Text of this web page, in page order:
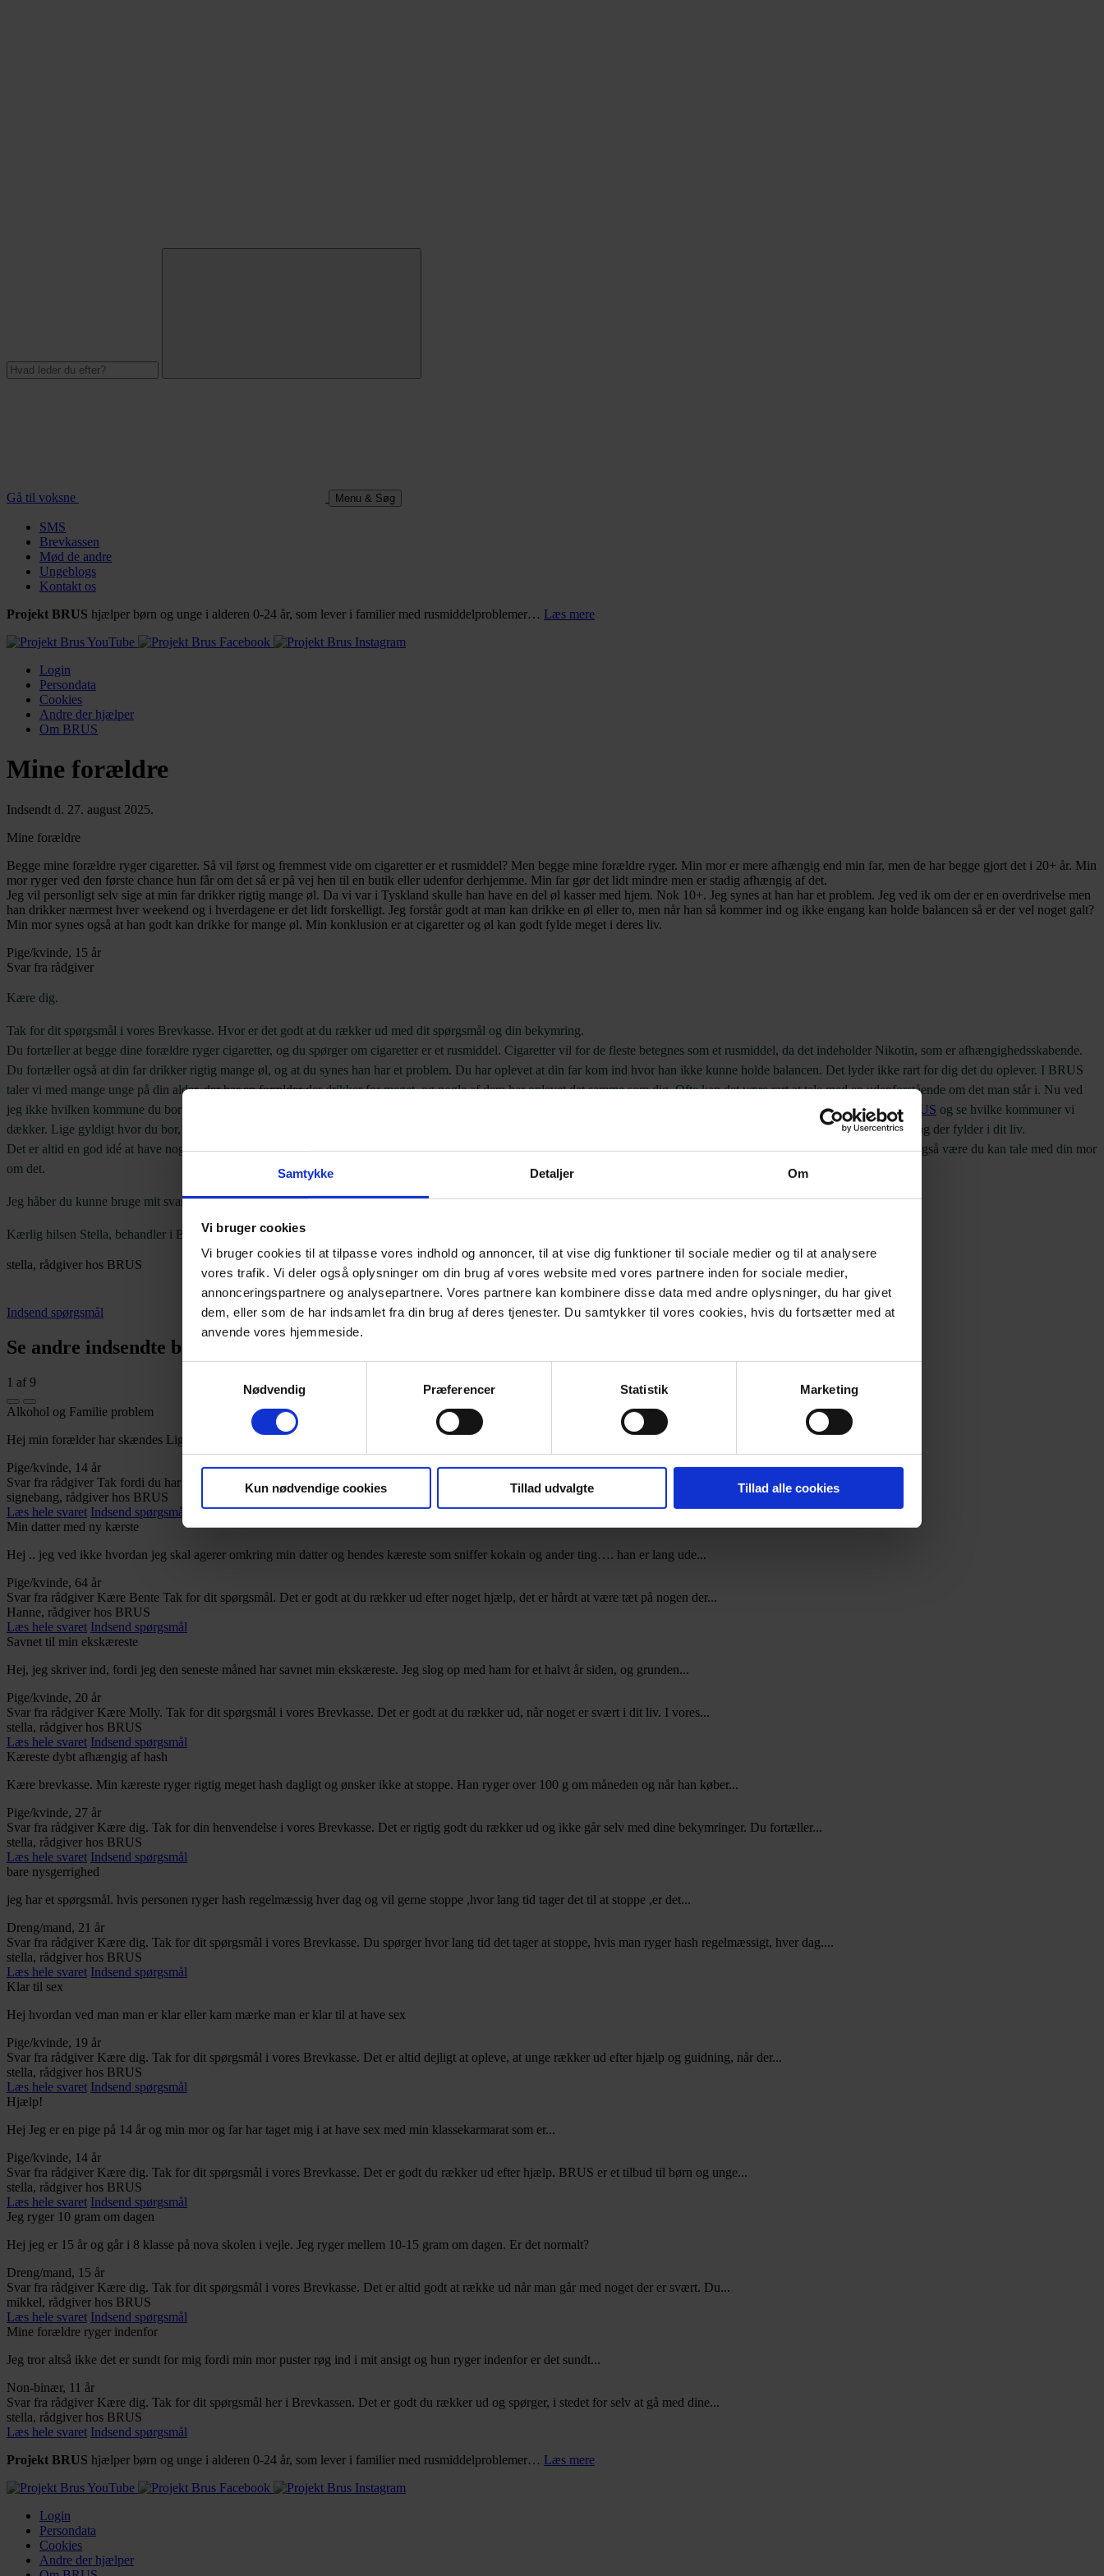
Samtykke Detaljer Om
Vi bruger cookies
Vi bruger cookies til at tilpasse vores indhold og annoncer, til at vise dig funktioner til sociale medier og til at analysere
vores trafik. Vi deler også oplysninger om din brug af vores website med vores partnere inden for sociale medier,
annonceringspartnere og analysepartnere. Vores partnere kan kombinere disse data med andre oplysninger, du har givet
dem, eller som de har indsamlet fra din brug af deres tjenester. Du samtykker til vores cookies, hvis du fortsætter med at
anvende vores hjemmeside.
Nødvendig
Præferencer Statistik Marketing
Kun nødvendige cookies Tillad udvalgte Tillad alle cookies
Gå til voksne Menu & Søg
SMS
Brevkassen
Mød de andre
Ungeblogs
Kontakt os
Projekt BRUS hjælper børn og unge i alderen 0-24 år, som lever i familier med rusmiddelproblemer… Læs mere
Login
Persondata
Cookies
Andre der hjælper
Om BRUS
Mine forældre
Indsendt d. 27. august 2025.
Mine forældre
Begge mine forældre ryger cigaretter. Så vil først og fremmest vide om cigaretter er et rusmiddel? Men begge mine forældre ryger. Min mor er mere afhængig end min far, men de har begge gjort det i 20+ år. Min
mor ryger ved den første chance hun får om det så er på vej hen til en butik eller udenfor derhjemme. Min far gør det lidt mindre men er stadig afhængig af det.
Jeg vil personligt selv sige at min far drikker rigtig mange øl. Da vi var i Tyskland skulle han have en del øl kasser med hjem. Nok 10+. Jeg synes at han har et problem. Jeg ved ik om der er en overdrivelse men
han drikker nærmest hver weekend og i hverdagene er det lidt forskelligt. Jeg forstår godt at man kan drikke en øl eller to, men når han så kommer ind og ikke engang kan holde balancen så er der vel noget galt?
Min mor synes også at han godt kan drikke for mange øl. Min konklusion er at cigaretter og øl kan godt fylde meget i deres liv.
Pige/kvinde, 15 år
Svar fra rådgiver
Kære dig.
Tak for dit spørgsmål i vores Brevkasse. Hvor er det godt at du rækker ud med dit spørgsmål og din bekymring.
Du fortæller at begge dine forældre ryger cigaretter, og du spørger om cigaretter er et rusmiddel. Cigaretter vil for de fleste betegnes som et rusmiddel, da det indeholder Nikotin, som er afhængighedsskabende.
Du fortæller også at din far drikker rigtig mange øl, og at du synes han har et problem. Du har oplevet at din far kom ind hvor han ikke kunne holde balancen. Det lyder ikke rart for dig det du oplever. I BRUS
taler vi med mange unge på din alder, der har en forælder der drikker for meget, og nogle af dem har oplevet det samme som dig. Ofte kan det være rart at tale med en udenforstående om det man står i. Nu ved
jeg ikke hvilken kommune du bor i, og hvilke tilbud der evt. er i din kommune. Men du kan gå ind på vores hjemmeside:
Find og kontakt din lokale afdeling i BRUS – Ung BRUS og se hvilke kommuner vi
dækker. Lige gyldigt hvor du bor, har du altid mulighed for at skrive på vores anonyme sms-rådgivning på tlf. 22 49 68 38. Her kan du skrive med en BRUS behandler om de ting der fylder i dit liv.
Det er altid en god idé at have nogen at tale med om det man står i. Har du måske en lærer på skolen eller et nært familiemedlem som du kan tale med om det du står i? Det kan også være du kan tale med din mor
om det.
Jeg håber du kunne bruge mit svar til noget, og du er altid velkommen til at skrive i Brevkassen igen.
Kærlig hilsen Stella, behandler i BRUS.
stella, rådgiver hos BRUS
Indsend spørgsmål
Se andre indsendte breve
1 af 9
Alkohol og Familie problem
Hej min forælder har skændes Lige siden jeg var barn, er jeg stort set vokset op med, at det altid var min mor, der startede...
Pige/kvinde, 14 år
Svar fra rådgiver Tak fordi du har skrevet til vores brevkasse. Det er stærkt af dig at række ud og sætte ord på noget, der tydeligvis har fyldt...
signebang, rådgiver hos BRUS
Læs hele svaret Indsend spørgsmål
Min datter med ny kærste
Hej .. jeg ved ikke hvordan jeg skal agerer omkring min datter og hendes kæreste som sniffer kokain og ander ting…. han er lang ude...
Pige/kvinde, 64 år
Svar fra rådgiver Kære Bente Tak for dit spørgsmål. Det er godt at du rækker ud efter noget hjælp, det er hårdt at være tæt på nogen der...
Hanne, rådgiver hos BRUS
Læs hele svaret Indsend spørgsmål
Savnet til min ekskæreste
Hej, jeg skriver ind, fordi jeg den seneste måned har savnet min ekskæreste. Jeg slog op med ham for et halvt år siden, og grunden...
Pige/kvinde, 20 år
Svar fra rådgiver Kære Molly. Tak for dit spørgsmål i vores Brevkasse. Det er godt at du rækker ud, når noget er svært i dit liv. I vores...
stella, rådgiver hos BRUS
Læs hele svaret Indsend spørgsmål
Kæreste dybt afhængig af hash
Kære brevkasse. Min kæreste ryger rigtig meget hash dagligt og ønsker ikke at stoppe. Han ryger over 100 g om måneden og når han køber...
Pige/kvinde, 27 år
Svar fra rådgiver Kære dig. Tak for din henvendelse i vores Brevkasse. Det er rigtig godt du rækker ud og ikke går selv med dine bekymringer. Du fortæller...
stella, rådgiver hos BRUS
Læs hele svaret Indsend spørgsmål
bare nysgerrighed
jeg har et spørgsmål. hvis personen ryger hash regelmæssig hver dag og vil gerne stoppe ,hvor lang tid tager det til at stoppe ,er det...
Dreng/mand, 21 år
Svar fra rådgiver Kære dig. Tak for dit spørgsmål i vores Brevkasse. Du spørger hvor lang tid det tager at stoppe, hvis man ryger hash regelmæssigt, hver dag....
stella, rådgiver hos BRUS
Læs hele svaret Indsend spørgsmål
Klar til sex
Hej hvordan ved man man er klar eller kam mærke man er klar til at have sex
Pige/kvinde, 19 år
Svar fra rådgiver Kære dig. Tak for dit spørgsmål i vores Brevkasse. Det er altid dejligt at opleve, at unge rækker ud efter hjælp og guidning, når der...
stella, rådgiver hos BRUS
Læs hele svaret Indsend spørgsmål
Hjælp!
Hej Jeg er en pige på 14 år og min mor og far har taget mig i at have sex med min klassekarmarat som er...
Pige/kvinde, 14 år
Svar fra rådgiver Kære dig. Tak for dit spørgsmål i vores Brevkasse. Det er godt du rækker ud efter hjælp. BRUS er et tilbud til børn og unge...
stella, rådgiver hos BRUS
Læs hele svaret Indsend spørgsmål
Jeg ryger 10 gram om dagen
Hej jeg er 15 år og går i 8 klasse på nova skolen i vejle. Jeg ryger mellem 10-15 gram om dagen. Er det normalt?
Dreng/mand, 15 år
Svar fra rådgiver Kære dig. Tak for dit spørgsmål i vores Brevkasse. Det er altid godt at række ud når man går med noget der er svært. Du...
mikkel, rådgiver hos BRUS
Læs hele svaret Indsend spørgsmål
Mine forældre ryger indenfor
Jeg tror altså ikke det er sundt for mig fordi min mor puster røg ind i mit ansigt og hun ryger indenfor er det sundt...
Non-binær, 11 år
Svar fra rådgiver Kære dig. Tak for dit spørgsmål her i Brevkassen. Det er godt du rækker ud og spørger, i stedet for selv at gå med dine...
stella, rådgiver hos BRUS
Læs hele svaret Indsend spørgsmål
Projekt BRUS hjælper børn og unge i alderen 0-24 år, som lever i familier med rusmiddelproblemer… Læs mere
Login
Persondata
Cookies
Andre der hjælper